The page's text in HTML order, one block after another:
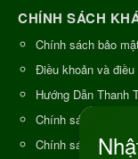
CHÍNH SÁCH
Chính sách bảo
Điều khoản và
Hướng Dẫn Thanh
Chính sách đổi trả
Chính sách vận